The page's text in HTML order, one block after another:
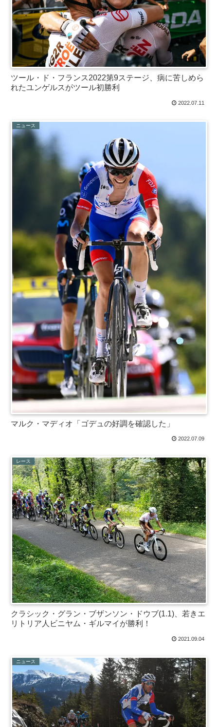
ツール・ド・フランス2022第9ステージ、病に苦しめら
れたユンゲルスがツール初勝利
2022.07.11
ニュース
マルク・マディオ「ゴデュの好調を確認した」
2022.07.09
レース
クラシック・グラン・ブザンソン・ドウブ(1.1)、若きエ
リトリア人ビニヤム・ギルマイが勝利！
2021.09.04
ニュース